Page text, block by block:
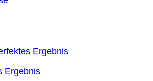
Ergebnis